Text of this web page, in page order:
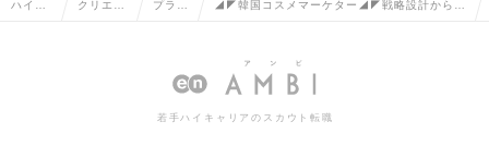
ハイク クリエイ プラン
転職
◢◤韓国コスメマーケター◢◤戦略設計から一
成長ベンチャーの求人情報
若手ハイキャリアのスカウト転職